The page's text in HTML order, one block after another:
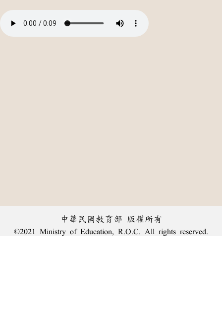
中華民國教育部 版權所有
©2021 Ministry of Education, R.O.C. All rights reserved.